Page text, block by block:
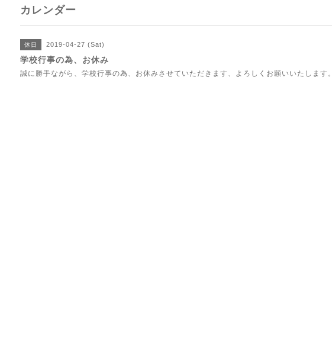
カレンダー
休日 2019-04-27 (Sat)
学校行事の為、お休み
誠に勝手ながら、学校行事の為、お休みさせていただきます、よろしくお願いいたします。